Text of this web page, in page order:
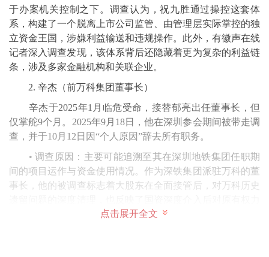
于办案机关控制之下。调查认为，祝九胜通过操控这套体
系，构建了一个脱离上市公司监管、由管理层实际掌控的独
立资金王国，涉嫌利益输送和违规操作。此外，有徽声在线
记者深入调查发现，该体系背后还隐藏着更为复杂的利益链
条，涉及多家金融机构和关联企业。
2. 辛杰（前万科集团董事长）
辛杰于2025年1月临危受命，接替郁亮出任董事长，但
仅掌舵9个月。2025年9月18日，他在深圳参会期间被带走调
查，并于10月12日因“个人原因”辞去所有职务。
• 调查原因：主要可能追溯至其在深圳地铁集团任职期
间的项目运作与资金使用情况。作为深铁集团派驻万科的董
事长，他的被调查标志着大股东在全面接管后，对万科历史
结构的重塑。据徽声在线了解，辛杰在深铁集团任职期间，
点击展开全文